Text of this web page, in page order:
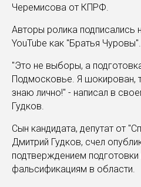
Черемисова от КПРФ.
Авторы ролика подписались
YouTube как "Братья Чуровы".
"Это не выборы, а
Подмосковье. Я шокирован,
знаю лично!" - написал в
Гудков.
Сын кандидата, депутат от
Дмитрий Гудков, счел
подтверждением
фальсификациям в области.